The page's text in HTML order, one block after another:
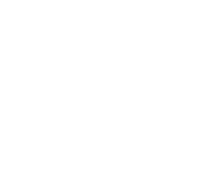
Praha 4 - Chodov
4 - Chodov
802 800